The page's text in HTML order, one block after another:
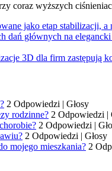
coraz wyższych
jako etap stabilizacji, a
dań głównych na
3D dla firm zastępują
2 Odpowiedzi | Głosy
rodzinne? 2 Odpowiedzi |
2 Odpowiedzi |
2 Odpowiedzi | Głosy
mojego mieszkania? 2